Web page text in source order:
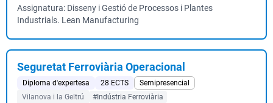
Assignatura: Disseny i Gestió de Processos i Plantes
Industrials. Lean Manufacturing
Seguretat Ferroviària Operacional
Diploma d'expertesa 28 ECTS
Semipresencial
Vilanova i la Geltrú
#Indústria Ferroviària